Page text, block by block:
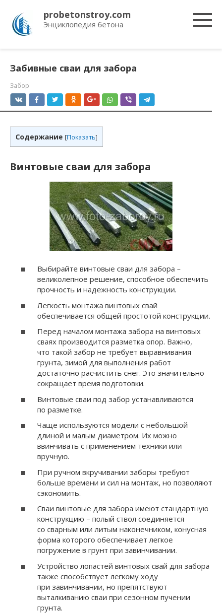
контенту
probetonstroy.com
Энциклопедия бетона
Забивные сваи для забора
Забор
Содержание [Показать]
Винтовые сваи для забора
Выбирайте винтовые сваи для забора –
великолепное решение, способное обеспечить
прочность и надежность конструкции.
Легкость монтажа винтовых свай
обеспечивается общей простотой конструкции.
Перед началом монтажа забора на винтовых
сваях производится разметка опор. Важно,
что такой забор не требует выравнивания
грунта, зимой для выполнения работ
достаточно расчистить снег. Это значительно
сокращает время подготовки.
Винтовые сваи под забор устанавливаются
по разметке.
Чаще используются модели с небольшой
длиной и малым диаметром. Их можно
ввинчивать с применением техники или
вручную.
При ручном вкручивании заборы требуют
больше времени и сил на монтаж, но позволяют
сэкономить.
Сваи винтовые для забора имеют стандартную
конструкцию – полый ствол соединяется
со сварным или литым наконечником, конусная
форма которого обеспечивает легкое
погружение в грунт при завинчивании.
Устройство лопастей винтовых свай для забора
также способствует легкому ходу
при завинчивании, но препятствуют
выталкиванию сваи при сезонном пучении
грунта.